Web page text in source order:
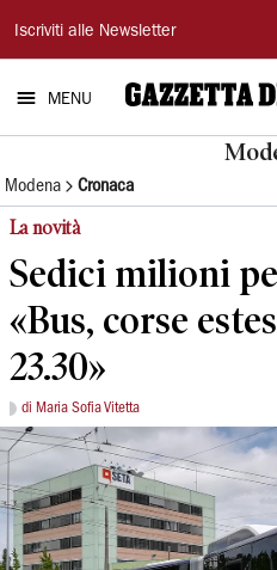
Gazzetta
di
Modena
Iscriviti alle Newsletter
MENU
Modena Cronaca
La novità
Sedici milioni
«Bus, corse
23.30»
di Maria Sofia Vitetta